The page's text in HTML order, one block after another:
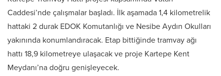
Caddesi’nde çalışmalar başladı. İlk aşamada 1,4 kilometrelik
hattaki 2 durak EDOK Komutanlığı ve Nesibe Aydın Okulları
yakınında konumlandıracak. Etap bittiğinde tramvay ağı
hattı 18,9 kilometreye ulaşacak ve proje Kartepe Kent
Meydanı’na doğru genişleyecek.